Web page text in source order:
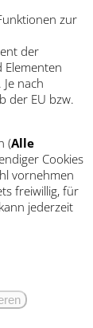
zur
der
nach
der EU bzw.
(Alle
Cookies
vornehmen
freiwillig, für
jederzeit